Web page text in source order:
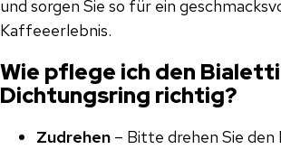
und sorgen Sie so für ein
Kaffeeerlebnis.
Wie pflege ich den Bialetti
Dichtungsring richtig?
Zudrehen – Bitte drehen Sie den